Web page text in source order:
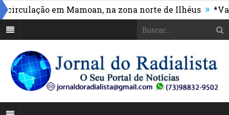
em Mamoan, na zona norte de Ilhéus » *Vasco